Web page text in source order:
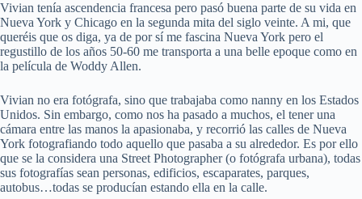
Vivian tenía ascendencia francesa pero pasó buena parte de su vida en
Nueva York y Chicago en la segunda mita del siglo veinte. A mi, que
queréis que os diga, ya de por sí me fascina Nueva York pero el
regustillo de los años 50-60 me transporta a una belle epoque como en
la película de Woddy Allen.
Vivian no era fotógrafa, sino que trabajaba como nanny en los Estados
Unidos. Sin embargo, como nos ha pasado a muchos, el tener una
cámara entre las manos la apasionaba, y recorrió las calles de Nueva
York fotografiando todo aquello que pasaba a su alrededor. Es por ello
que se la considera una Street Photographer (o fotógrafa urbana), todas
sus fotografías sean personas, edificios, escaparates, parques,
autobus…todas se producían estando ella en la calle.